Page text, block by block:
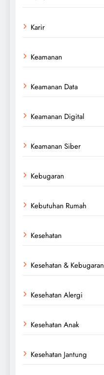
Karir
Keamanan
Keamanan Data
Keamanan Digital
Keamanan Siber
Kebugaran
Kebutuhan Rumah
Kesehatan
Kesehatan & Kebugaran
Kesehatan Alergi
Kesehatan Anak
Kesehatan Jantung